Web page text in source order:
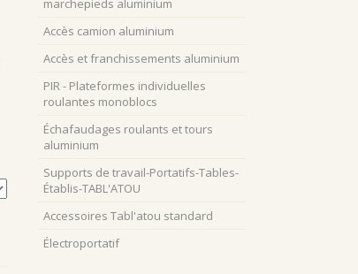
marchepieds aluminium
Accès camion aluminium
Accès et franchissements aluminium
PIR - Plateformes individuelles
roulantes monoblocs
Échafaudages roulants et tours
aluminium
Supports de travail-Portatifs-Tables-
Établis-TABL'ATOU
Accessoires Tabl'atou standard
Électroportatif